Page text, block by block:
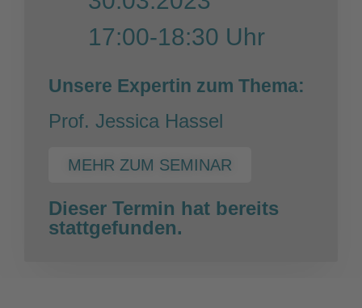
17:00-18:30 Uhr
Unsere Expertin zum Thema:
Prof. Jessica Hassel
MEHR ZUM SEMINAR
Dieser Termin hat bereits
stattgefunden.